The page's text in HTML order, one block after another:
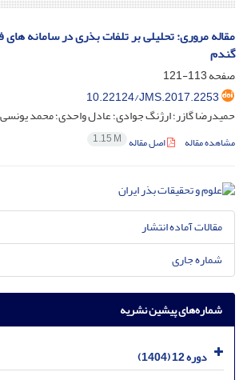
مقاله مروری: تحلیلی بر تلفات بذری در سامانه های
گندم
صفحه113-121
10.22124/JMS.2017.2253
حمیدرضا گازر؛ ارژنگ جوادی؛ عادل واحدی؛ محمد
مشاهده مقاله اصل مقاله 1.15 M
مقالات آماده انتشار
شماره جاری
شماره‌های پیشین نشریه
دوره 12 (1404)